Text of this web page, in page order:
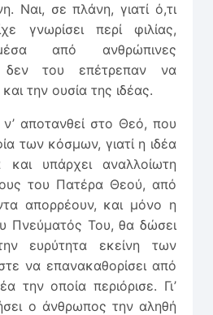
Ναι, σε πλάνη, γιατί ό,τι
γνωρίσει περί φιλίας,
από ανθρώπινες
δεν του επέτρεπαν να
την ουσία της ιδέας.
αποτανθεί στο Θεό, που
των κόσμων, γιατί η ιδέα
και υπάρχει αναλλοίωτη
του Πατέρα Θεού, από
απορρέουν, και μόνο η
Πνεύματός Του, θα δώσει
ευρύτητα εκείνη των
να επανακαθορίσει από
την οποία περιόρισε. Γι’
ο άνθρωπος την αληθή